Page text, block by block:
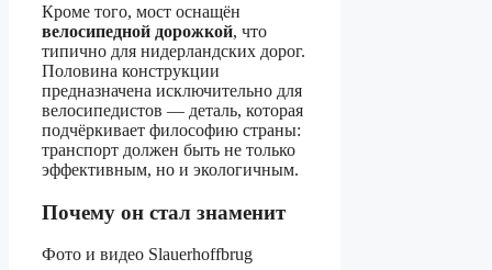
Кроме того, мост оснащён
велосипедной дорожкой, что
типично для нидерландских дорог.
Половина конструкции
предназначена исключительно для
велосипедистов — деталь, которая
подчёркивает философию страны:
транспорт должен быть не только
эффективным, но и экологичным.
Почему он стал знаменит
Фото и видео Slauerhoffbrug